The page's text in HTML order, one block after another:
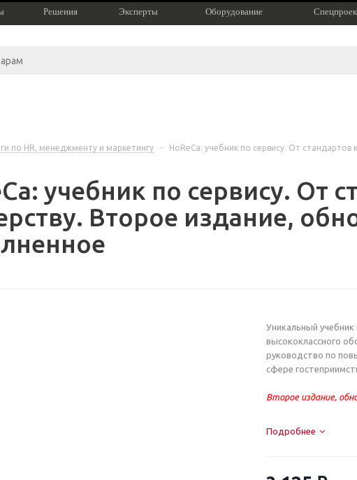
Решения Эксперты Оборудование
по HR, менеджменту и маркетингу -
HoReCa: учебник по сервису. От
учебник по сервису. От
Второе издание,
Уникальный учебник
высококлассного
руководство по
сфере
Второе издание,
Подробнее